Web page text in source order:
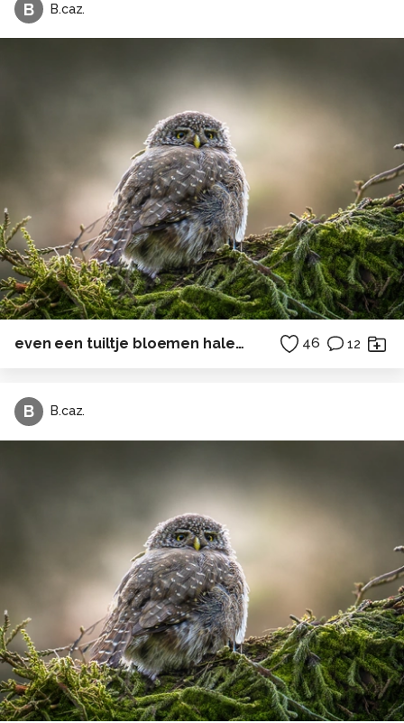
B B.caz.
even een tuiltje bloemen halen voor mijn vrouw 46 12
B B.caz.